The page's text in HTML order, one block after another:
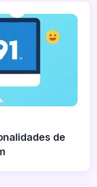
de